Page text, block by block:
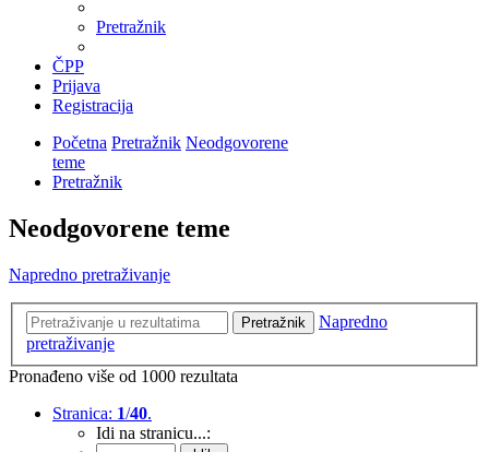
Pretražnik
ČPP
Prijava
Registracija
Početna Pretražnik Neodgovorene
teme
Pretražnik
Neodgovorene teme
Napredno pretraživanje
Pretražnik
Napredno
pretraživanje
Pronađeno više od 1000 rezultata
Stranica: 1/40.
Idi na stranicu...: